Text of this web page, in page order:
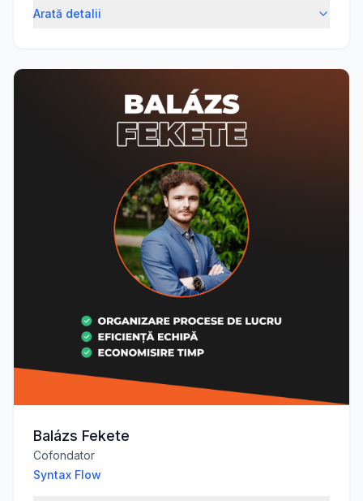
Arată detalii
Balázs Fekete
Cofondator
Syntax Flow